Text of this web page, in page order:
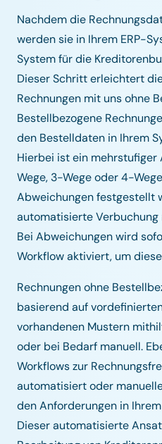
Nachdem die
werden sie in Ihrem ERP-
System für die
Dieser Schritt erleichtert
Rechnungen mit uns ohne
Bestellbezogene
den Bestelldaten in Ihrem
Hierbei ist ein
Wege, 3-Wege oder 4-
Abweichungen festgestellt
automatisierte
Bei Abweichungen wird
Workflow aktiviert, um
Rechnungen ohne
basierend auf
vorhandenen Mustern
oder bei Bedarf manuell.
Workflows zur
automatisiert oder
den Anforderungen in
Dieser automatisierte